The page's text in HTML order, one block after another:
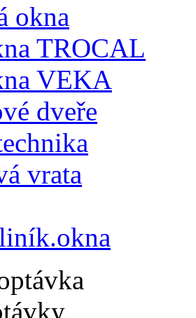
okna
TROCAL
VEKA
dveře
vrata